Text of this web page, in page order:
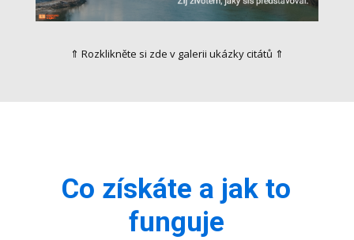
⇑ Rozklikněte si zde v galerii ukázky citátů ⇑
Co získáte a jak to
funguje